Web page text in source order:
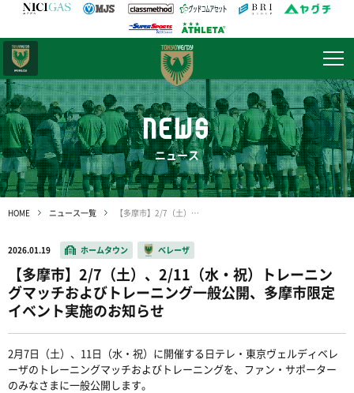
NEWS
ニュース
HOME ニュース一覧 【多摩市】2/7（土）、2/11（水・祝）トレーニングマッチおよびトレーニング一般公開、多摩市限定イベント実施のお知らせ
2026.01.19 ホームタウン ベレーザ
【多摩市】2/7（土）、2/11（水・祝）トレーニン
グマッチおよびトレーニング一般公開、多摩市限定
イベント実施のお知らせ
2月7日（土）、11日（水・祝）に開催する日テレ・東京ヴェルディベレ
ーザのトレーニングマッチおよびトレーニングを、ファン・サポーター
のみなさまに一般公開します。